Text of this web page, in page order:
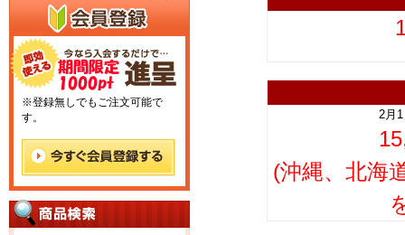
※登録無しでもご注文可能で
す。
2月
(沖縄、北海